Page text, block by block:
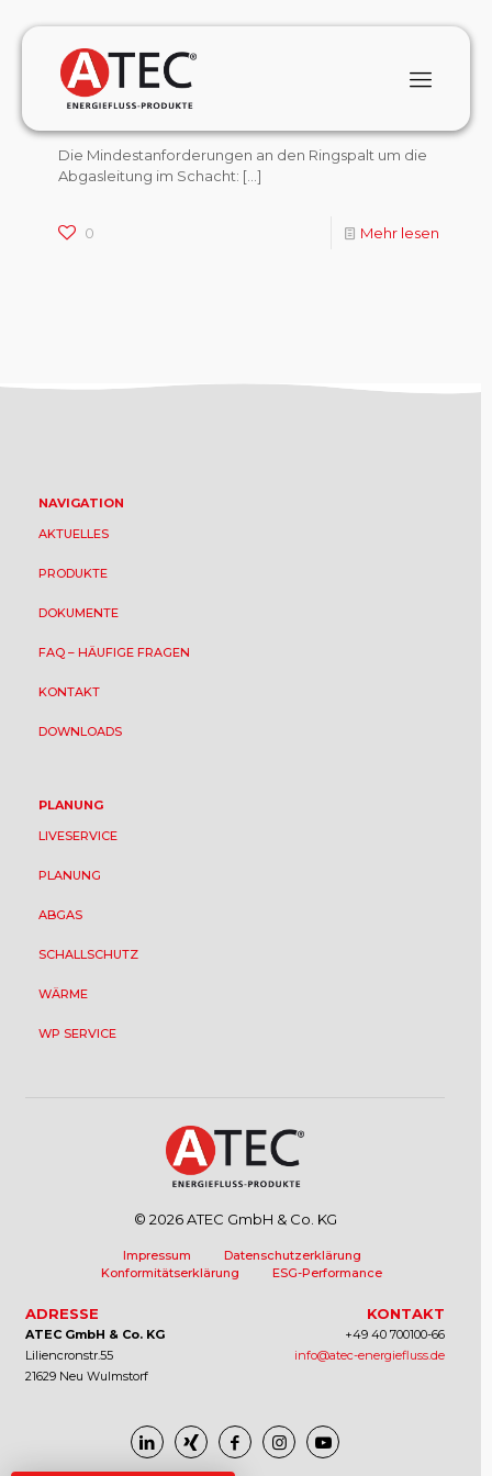
January 1, 2024
Welcher Ringspalt ist bei Abgasleitungen im
Die Mindestanforderungen an den Ringspalt um die
Abgasleitung im Schacht: […]
0 Mehr lesen
NAVIGATION
AKTUELLES
PRODUKTE
DOKUMENTE
FAQ – HÄUFIGE FRAGEN
KONTAKT
DOWNLOADS
PLANUNG
LIVESERVICE
PLANUNG
ABGAS
SCHALLSCHUTZ
WÄRME
WP SERVICE
© 2026 ATEC GmbH & Co. KG
Impressum
Datenschutzerklärung
Konformitätserklärung
ESG-Performance
ADRESSE
ATEC GmbH & Co. KG
Liliencronstr.55
21629 Neu Wulmstorf
KONTAKT
+49 40 700100-66
info@atec-energiefluss.de